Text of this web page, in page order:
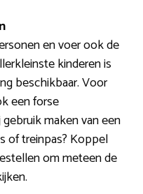
en voer ook de
kinderen is
beschikbaar. Voor
een forse
maken van een
of treinpas? Koppel
om meteen de